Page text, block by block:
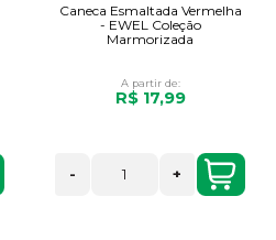
Caneca Esmaltada Vermelha
- EWEL Coleção
Marmorizada
A partir de:
R$ 17,99
- +